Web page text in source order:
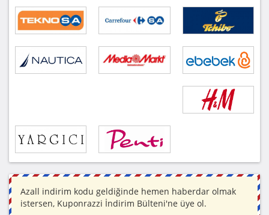
Azall indirim kodu geldiğinde hemen haberdar olmak
istersen, Kuponrazzi İndirim Bülteni'ne üye ol.